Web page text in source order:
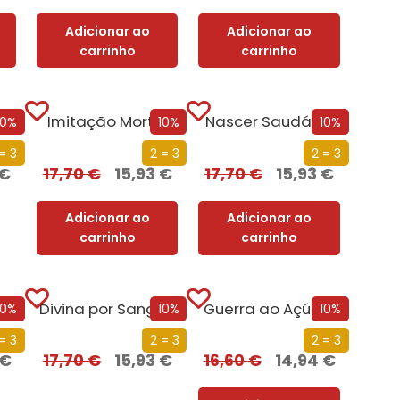
Adicionar ao
carrinho
Adicionar ao
carrinho
3
Os 200 Melhores Percursos de Trekking de...
10%
2 = 3
Imitação Mortal
17,70€ 15,93€
Adicionar ao
carrinho
10%
2 = 3
Nascer Saudável
17,70€ 15,93€
Adicionar ao
carrinho
3
10%
2 = 3
Divina por Sangue
17,70€ 15,93€
10%
2 = 3
Guerra ao Açúcar
16,60€ 14,94€